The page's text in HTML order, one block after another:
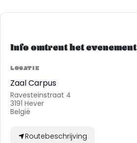
Info omtrent het evenement
LOCATIE
Zaal Carpus
Ravesteinstraat 4
3191 Hever
België
Routebeschrijving